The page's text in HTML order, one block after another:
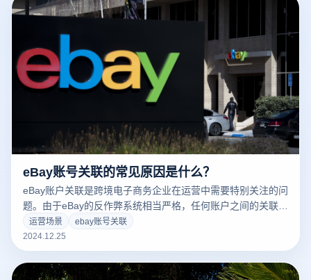
eBay账号关联的常见原因是什么？
eBay账户关联是跨境电子商务企业在运营中需要特别关注的问
题。由于eBay的反作弊系统相当严格，任何账户之间的关联都
可能导致账户被封禁或限制。为避免这一风险，企业可以使用
云登电子商务浏览器来管理多个账户，并采取有效的措施。首
先，我们需要了解eBay账户关联的常见原因，以便及时采取防
范措施。以下是导致eBay账户关联的一些主要原因：
运营场景
ebay账号关联
2024.12.25